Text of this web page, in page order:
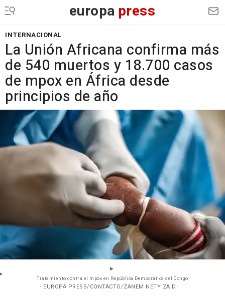
europa press
INTERNACIONAL
La Unión Africana confirma más
de 540 muertos y 18.700 casos
de mpox en África desde
principios de año
Tratamiento contra el mpox en República Democrática del Congo
- EUROPA PRESS/CONTACTO/ZANEM NETY ZAIDI